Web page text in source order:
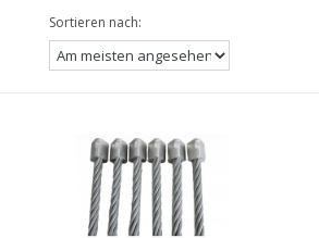
Sortieren nach: